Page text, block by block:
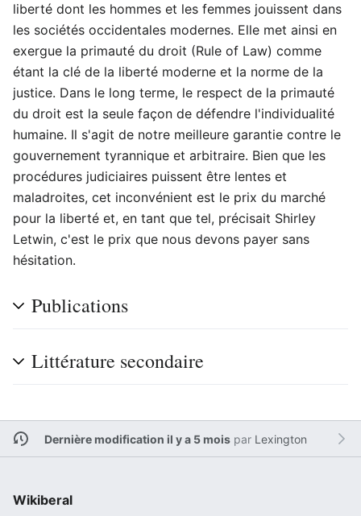
liberté dont les hommes et les femmes jouissent dans
les sociétés occidentales modernes. Elle met ainsi en
exergue la primauté du droit (Rule of Law) comme
étant la clé de la liberté moderne et la norme de la
justice. Dans le long terme, le respect de la primauté
du droit est la seule façon de défendre l'individualité
humaine. Il s'agit de notre meilleure garantie contre le
gouvernement tyrannique et arbitraire. Bien que les
procédures judiciaires puissent être lentes et
maladroites, cet inconvénient est le prix du marché
pour la liberté et, en tant que tel, précisait Shirley
Letwin, c'est le prix que nous devons payer sans
hésitation.
Publications
Littérature secondaire
Dernière modification il y a 5 moispar Lexington
Wikiberal